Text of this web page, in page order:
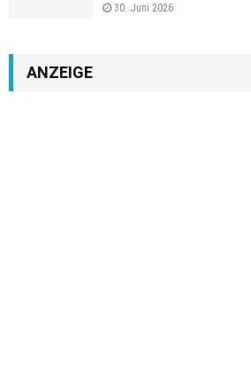
30. Juni 2026
ANZEIGE